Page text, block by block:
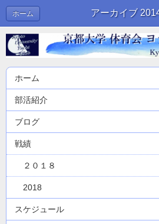
ホーム
ホーム
部活紹介
ブログ
戦績
２０１８
2018
スケジュール